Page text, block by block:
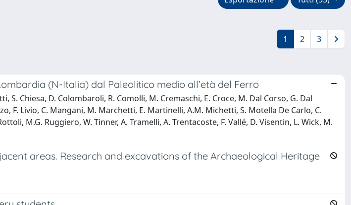
1 2 3
(N-Italia) dal Paleolitico medio all’età del Ferro
S. Chiesa, D. Colombaroli, R. Comolli, M. Cremaschi, E. Croce, M. Dal Corso, G. Dal
F. Livio, C. Mangani, M. Marchetti, E. Martinelli, A.M. Michetti, S. Motella De Carlo, C.
M.G. Ruggiero, W. Tinner, A. Tramelli, A. Trentacoste, F. Vallé, D. Visentin, L. Wick, M.
areas. Research and excavations of the Archaeological Heritage